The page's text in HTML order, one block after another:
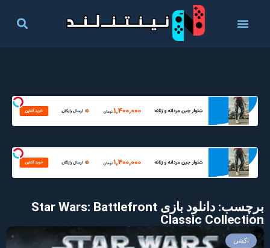
برچسب: دانلود بازی Star Wars: Battlefront
Classic Collection
اکشن